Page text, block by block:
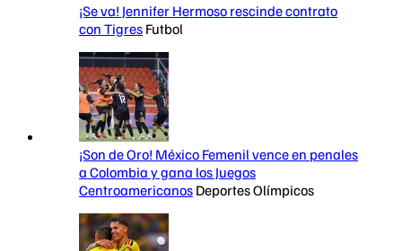
¡Se va! Jennifer Hermoso rescinde contrato
con Tigres Futbol
¡Son de Oro! México Femenil vence en penales
a Colombia y gana los Juegos
Centroamericanos Deportes Olímpicos